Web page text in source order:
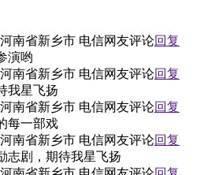
河南省新乡市 电信网友评论回复
演哟
河南省新乡市 电信网友评论回复
我星飞扬
河南省新乡市 电信网友评论回复
每一部戏
河南省新乡市 电信网友评论回复
志剧，期待我星飞扬